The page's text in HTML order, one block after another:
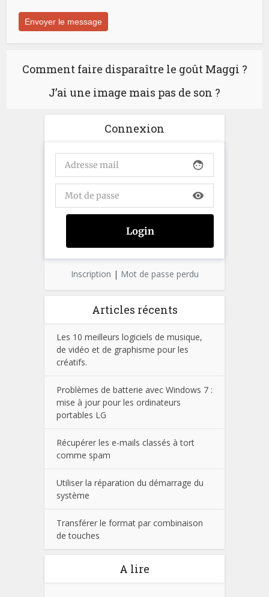
Comment faire disparaître le goût Maggi ?
J’ai une image mais pas de son ?
Connexion
face
visibility
Inscription | Mot de passe perdu
Articles récents
Les 10 meilleurs logiciels de musique,
de vidéo et de graphisme pour les
créatifs.
Problèmes de batterie avec Windows 7 :
mise à jour pour les ordinateurs
portables LG
Récupérer les e-mails classés à tort
comme spam
Utiliser la réparation du démarrage du
système
Transférer le format par combinaison
de touches
A lire